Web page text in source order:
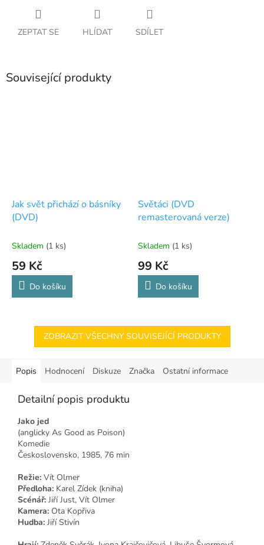
ZEPTAT SE HLÍDAT SDÍLET
Související produkty
Jak svět přichází o básníky
(DVD)
Skladem (1 ks)
59 Kč
Do košíku
Světáci (DVD
remasterovaná verze)
Skladem (1 ks)
99 Kč
Do košíku
ZOBRAZIT VŠECHNY SOUVISEJÍCÍ PRODUKTY
Popis Hodnocení Diskuze Značka Ostatní informace
Detailní popis produktu
Jako jed
(anglicky As Good as Poison)
Komedie
Československo, 1985, 76 min
Režie: Vít Olmer
Předloha: Karel Zídek (kniha)
Scénář: Jiří Just, Vít Olmer
Kamera: Ota Kopřiva
Hudba: Jiří Stivín